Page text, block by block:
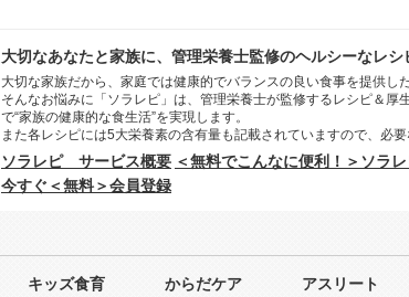
大切なあなたと家族に、管理栄養士監修のヘルシーなレシ
大切な家族だから、家庭では健康的でバランスの良い食事を提供
そんなお悩みに「ソラレピ」は、管理栄養士が監修するレシピ＆
で“家族の健康的な食生活”を実現します。
また各レシピには5大栄養素の含有量も記載されていますので、必
ソラレピ サービス概要 ＜無料でこんなに便利！＞ソラ
今すぐ＜無料＞会員登録
キッズ食育 からだケア アスリート